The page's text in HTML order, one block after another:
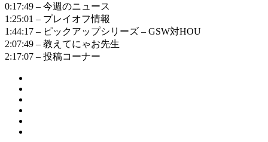
0:17:49 – 今週のニュース
1:25:01 – プレイオフ情報
1:44:17 – ピックアップシリーズ – GSW対HOU
2:07:49 – 教えてにゃお先生
2:17:07 – 投稿コーナー